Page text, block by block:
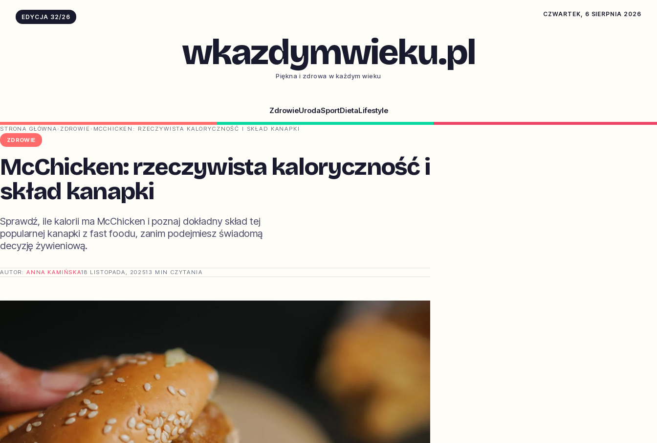
EDYCJA 32/26 CZWARTEK, 6 SIERPNIA 2026
wkazdymwieku.pl
Piękna i zdrowa w każdym wieku
ZdrowieUrodaSportDietaLifestyle
STRONA GŁÓWNA › ZDROWIE › MCCHICKEN: RZECZYWISTA KALORYCZNOŚĆ I SKŁAD KANAPKI
ZDROWIE
McChicken: rzeczywista kaloryczność i
skład kanapki
Sprawdź, ile kalorii ma McChicken i poznaj dokładny skład tej
popularnej kanapki z fast foodu, zanim podejmiesz świadomą
decyzję żywieniową.
AUTOR:ANNA KAMIŃSKA18 LISTOPADA, 202513 MIN CZYTANIA